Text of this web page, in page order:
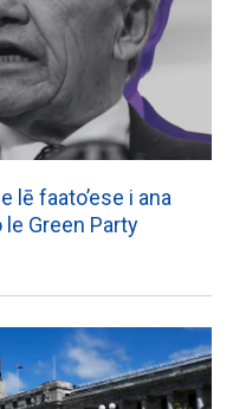
lē faato’ese i ana
Green Party